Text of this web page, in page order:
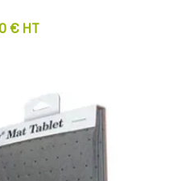
€ HT